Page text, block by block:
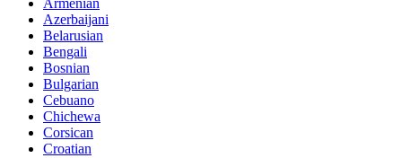
Armenian
Azerbaijani
Belarusian
Bengali
Bosnian
Bulgarian
Cebuano
Chichewa
Corsican
Croatian